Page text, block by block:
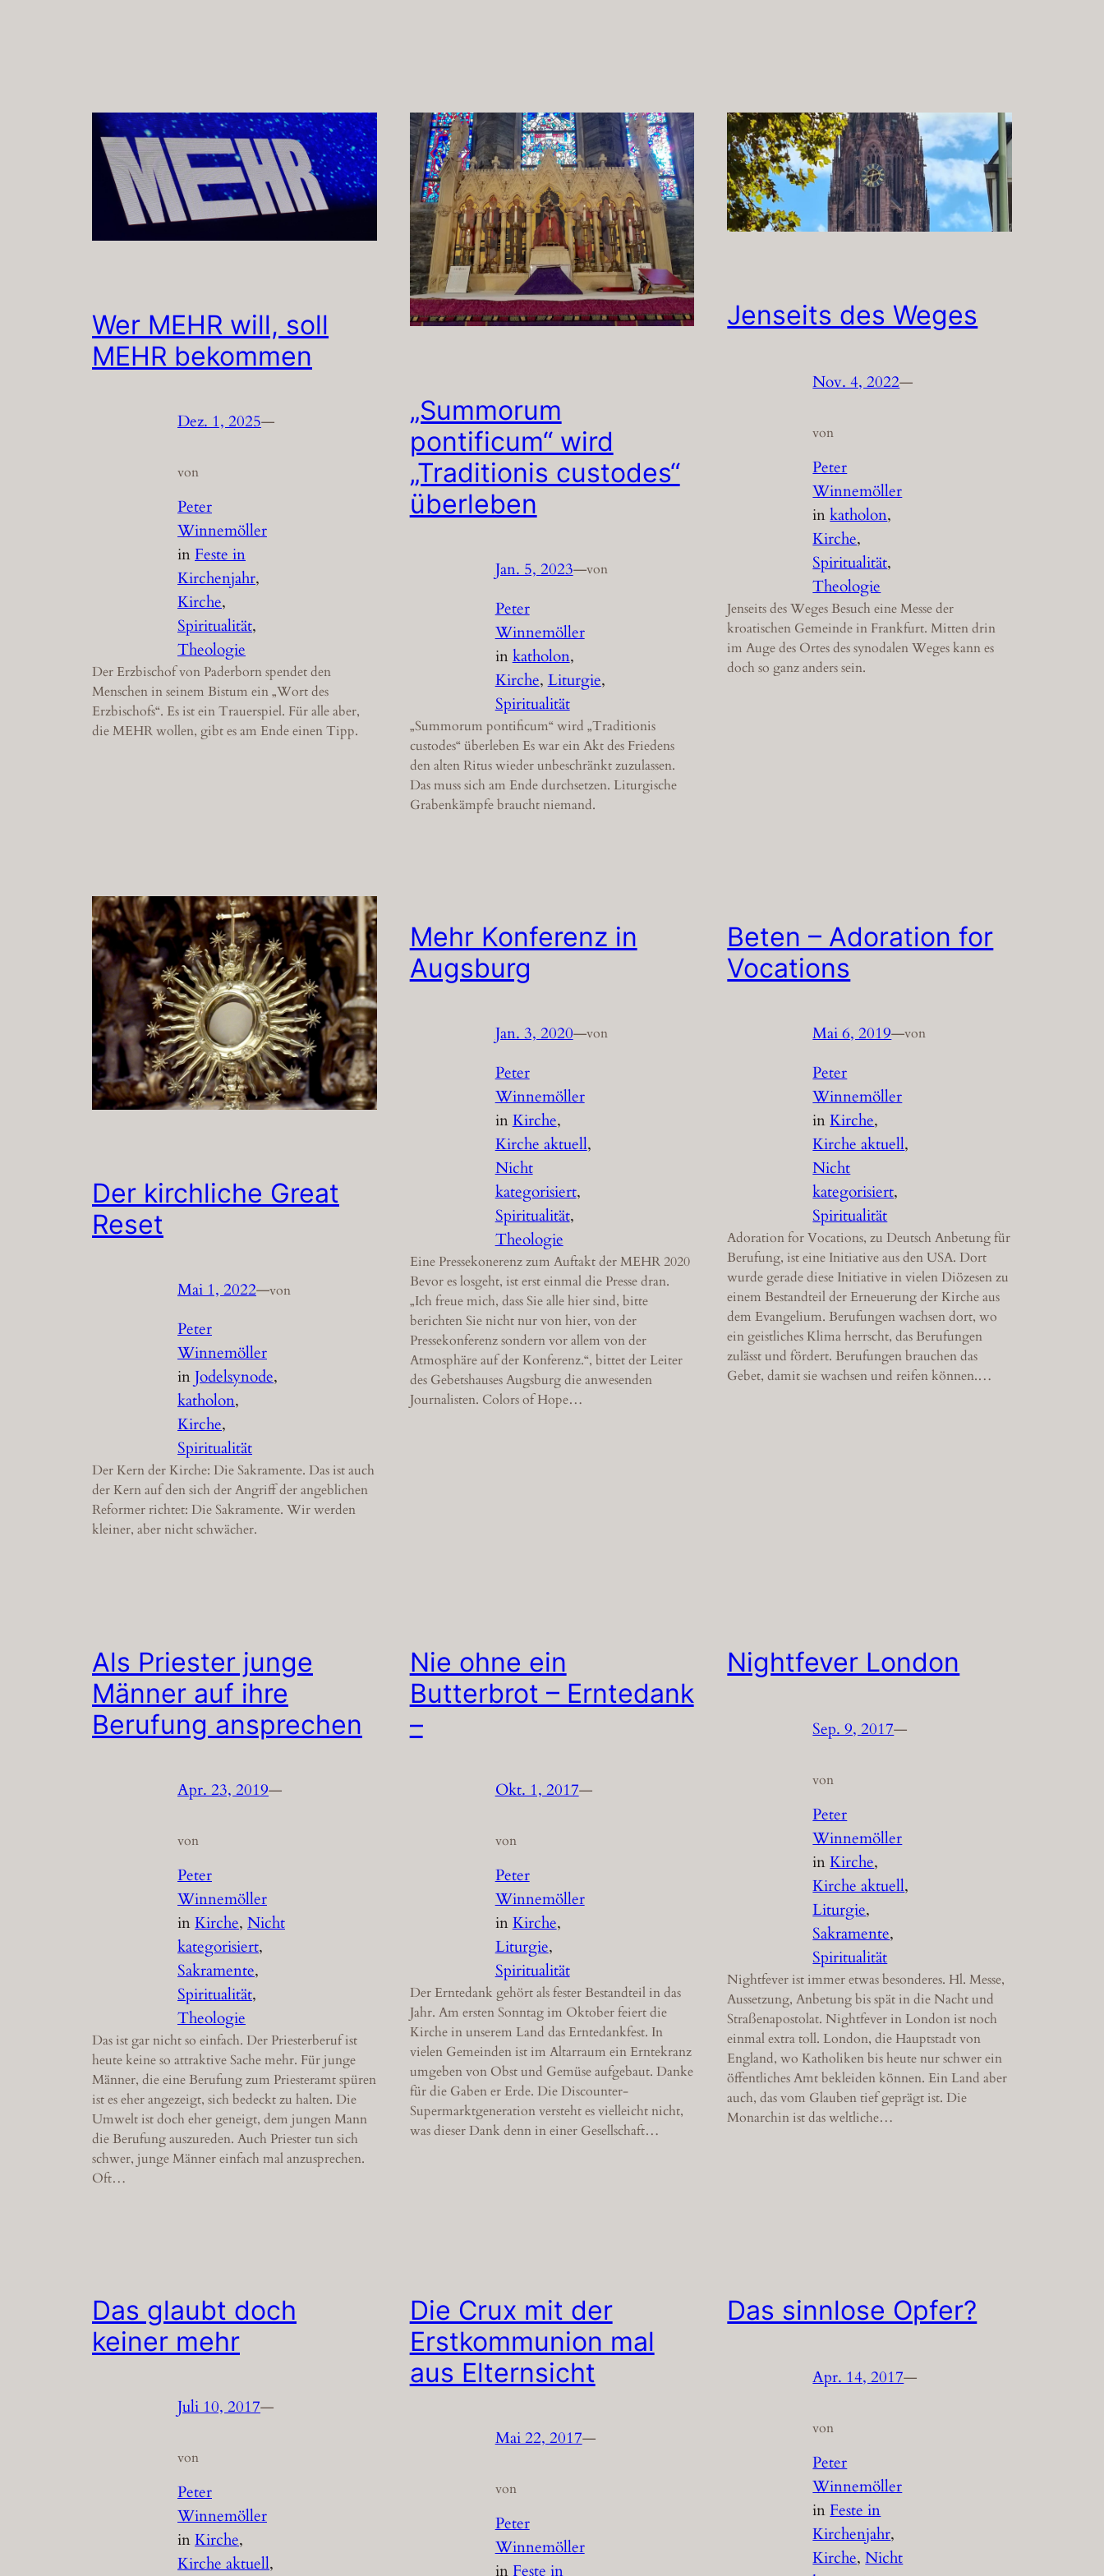
Wer MEHR will, soll
MEHR bekommen
Dez. 1, 2025—
von
Peter
Winnemöller
in Feste in
Kirchenjahr
Kirche
Spiritualität
Theologie
Der Erzbischof von Paderborn spendet den
Menschen in seinem Bistum ein „Wort des
Erzbischofs“. Es ist ein Trauerspiel. Für alle aber,
die MEHR wollen, gibt es am Ende einen Tipp.
„Summorum
pontificum“ wird
„Traditionis custodes“
überleben
Jan. 5, 2023—von
Peter
Winnemöller
inkatholon
Kirche, Liturgie
Spiritualität
„Summorum pontificum“ wird „Traditionis
custodes“ überleben Es war ein Akt des Friedens
den alten Ritus wieder unbeschränkt zuzulassen.
Das muss sich am Ende durchsetzen. Liturgische
Grabenkämpfe braucht niemand.
Jenseits des Weges
Nov. 4, 2022—
von
Peter
Winnemöller
inkatholon
Kirche
Spiritualität
Theologie
Jenseits des Weges Besuch eine Messe der
kroatischen Gemeinde in Frankfurt. Mitten drin
im Auge des Ortes des synodalen Weges kann es
doch so ganz anders sein.
Der kirchliche Great
Reset
Mai 1, 2022—von
Peter
Winnemöller
inJodelsynode
katholon
Kirche
Spiritualität
Der Kern der Kirche: Die Sakramente. Das ist auch
der Kern auf den sich der Angriff der angeblichen
Reformer richtet: Die Sakramente. Wir werden
kleiner, aber nicht schwächer.
Mehr Konferenz in
Augsburg
Jan. 3, 2020—von
Peter
Winnemöller
inKirche
Kirche aktuell
Nicht
kategorisiert
Spiritualität
Theologie
Eine Pressekonerenz zum Auftakt der MEHR 2020
Bevor es losgeht, ist erst einmal die Presse dran.
„Ich freue mich, dass Sie alle hier sind, bitte
berichten Sie nicht nur von hier, von der
Pressekonferenz sondern vor allem von der
Atmosphäre auf der Konferenz.“, bittet der Leiter
des Gebetshauses Augsburg die anwesenden
Journalisten. Colors of Hope…
Beten – Adoration for
Vocations
Mai 6, 2019—von
Peter
Winnemöller
inKirche
Kirche aktuell
Nicht
kategorisiert
Spiritualität
Adoration for Vocations, zu Deutsch Anbetung für
Berufung, ist eine Initiative aus den USA. Dort
wurde gerade diese Initiative in vielen Diözesen zu
einem Bestandteil der Erneuerung der Kirche aus
dem Evangelium. Berufungen wachsen dort, wo
ein geistliches Klima herrscht, das Berufungen
zulässt und fördert. Berufungen brauchen das
Gebet, damit sie wachsen und reifen können.…
Als Priester junge
Männer auf ihre
Berufung ansprechen
Apr. 23, 2019—
von
Peter
Winnemöller
inKirche, Nicht
kategorisiert
Sakramente
Spiritualität
Theologie
Das ist gar nicht so einfach. Der Priesterberuf ist
heute keine so attraktive Sache mehr. Für junge
Männer, die eine Berufung zum Priesteramt spüren
ist es eher angezeigt, sich bedeckt zu halten. Die
Umwelt ist doch eher geneigt, dem jungen Mann
die Berufung auszureden. Auch Priester tun sich
schwer, junge Männer einfach mal anzusprechen.
Oft…
Nie ohne ein
Butterbrot – Erntedank
–
Okt. 1, 2017—
von
Peter
Winnemöller
inKirche
Liturgie
Spiritualität
Der Erntedank gehört als fester Bestandteil in das
Jahr. Am ersten Sonntag im Oktober feiert die
Kirche in unserem Land das Erntedankfest. In
vielen Gemeinden ist im Altarraum ein Erntekranz
umgeben von Obst und Gemüse aufgebaut. Danke
für die Gaben er Erde. Die Discounter-
Supermarktgeneration versteht es vielleicht nicht,
was dieser Dank denn in einer Gesellschaft…
Nightfever London
Sep. 9, 2017—
von
Peter
Winnemöller
inKirche
Kirche aktuell
Liturgie
Sakramente
Spiritualität
Nightfever ist immer etwas besonderes. Hl. Messe,
Aussetzung, Anbetung bis spät in die Nacht und
Straßenapostolat. Nightfever in London ist noch
einmal extra toll. London, die Hauptstadt von
England, wo Katholiken bis heute nur schwer ein
öffentliches Amt bekleiden können. Ein Land aber
auch, das vom Glauben tief geprägt ist. Die
Monarchin ist das weltliche…
Das glaubt doch
keiner mehr
Juli 10, 2017—
von
Peter
Winnemöller
inKirche
Kirche aktuell
Die Crux mit der
Erstkommunion mal
aus Elternsicht
Mai 22, 2017—
von
Peter
Winnemöller
in Feste in
Das sinnlose Opfer?
Apr. 14, 2017—
von
Peter
Winnemöller
inFeste in
Kirchenjahr
Kirche, Nicht